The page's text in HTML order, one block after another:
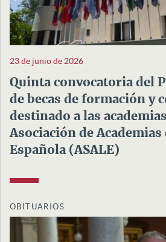
23 de junio de 2026
Quinta convocatoria del
de becas de formación y
destinado a las
Asociación de Academias
Española (ASALE)
OBITUARIOS